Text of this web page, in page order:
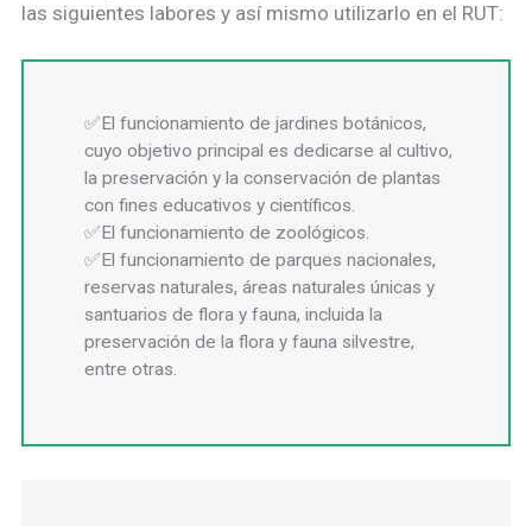
las siguientes labores y así mismo utilizarlo en el RUT:
El funcionamiento de jardines botánicos,
cuyo objetivo principal es dedicarse al cultivo,
la preservación y la conservación de plantas
con fines educativos y científicos.
El funcionamiento de zoológicos.
El funcionamiento de parques nacionales,
reservas naturales, áreas naturales únicas y
santuarios de flora y fauna, incluida la
preservación de la flora y fauna silvestre,
entre otras.